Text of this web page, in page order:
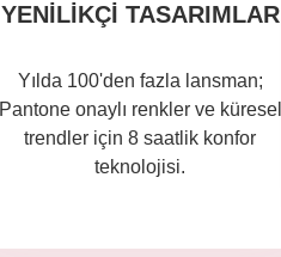
YENILIKÇI TASARIMLAR
Yılda 100'den fazla lansman;
Pantone onaylı renkler ve küresel
trendler için 8 saatlik konfor
teknolojisi.